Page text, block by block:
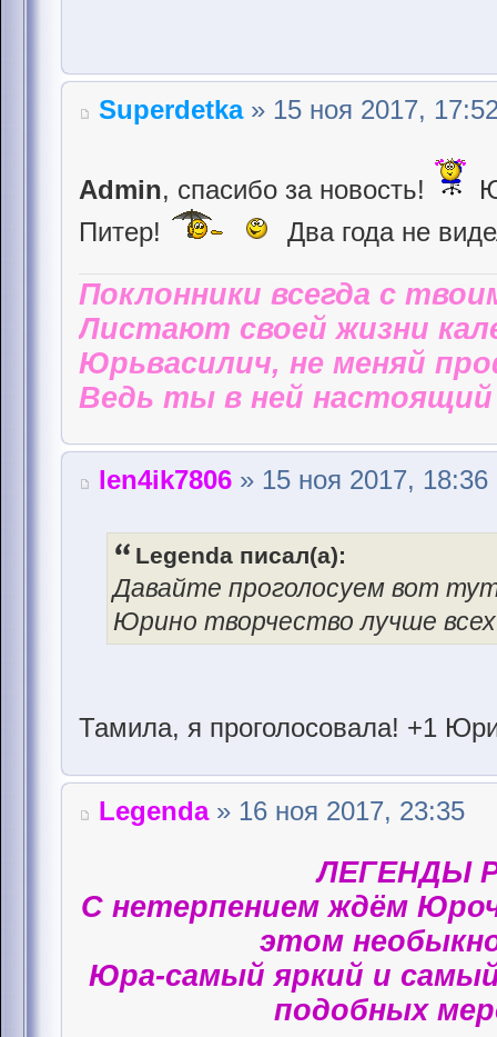
Superdetka» 15 ноя 2017,
Admin, спасибо за новость!
Питер!
Два года не
Поклонники всегда с
Листают своей жизни
Юрьвасилич, не меняй
Ведь ты в ней настоящий
len4ik7806 » 15 ноя 2017, 18:36
Legenda писал(а):
Давайте проголосуем вот
Юрино творчество лучше
Тамила, я проголосовала! +1
Legenda» 16 ноя 2017, 23:35
ЛЕГЕНДЫ
С нетерпением ждём
этом
Юра-самый яркий и
подобных